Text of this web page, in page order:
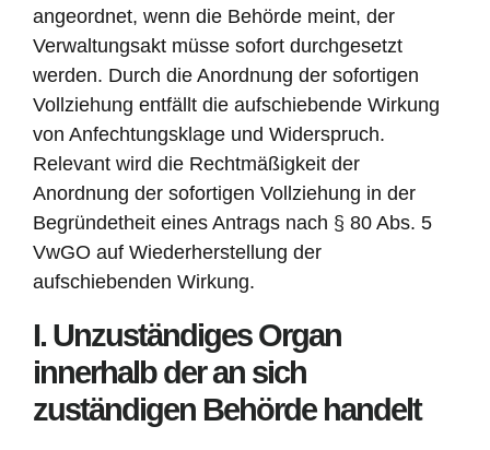
angeordnet, wenn die Behörde meint, der
Verwaltungsakt müsse sofort durchgesetzt
werden. Durch die Anordnung der sofortigen
Vollziehung entfällt die aufschiebende Wirkung
von Anfechtungsklage und Widerspruch.
Relevant wird die Rechtmäßigkeit der
Anordnung der sofortigen Vollziehung in der
Begründetheit eines Antrags nach § 80 Abs. 5
VwGO auf Wiederherstellung der
aufschiebenden Wirkung.
I. Unzuständiges Organ
innerhalb der an sich
zuständigen Behörde handelt